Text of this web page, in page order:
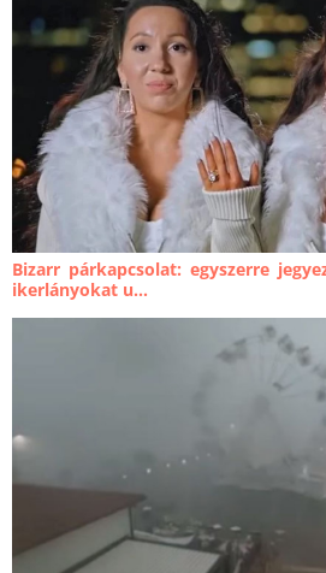
Bizarr párkapcsolat: egyszerre
ikerlányokat u...